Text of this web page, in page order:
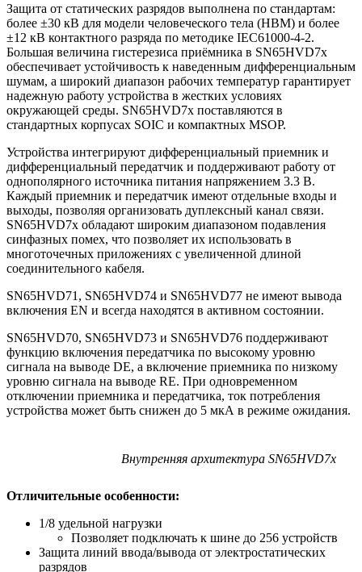
Защита от статических разрядов выполнена по стандартам:
более ±30 кВ для модели человеческого тела (HBM) и более
±12 кВ контактного разряда по методике IEC61000-4-2.
Большая величина гистерезиса приёмника в SN65HVD7x
обеспечивает устойчивость к наведенным дифференциальным
шумам, а широкий диапазон рабочих температур гарантирует
надежную работу устройства в жестких условиях
окружающей среды. SN65HVD7x поставляются в
стандартных корпусах SOIC и компактных MSOP.
Устройства интегрируют дифференциальный приемник и
дифференциальный передатчик и поддерживают работу от
однополярного источника питания напряжением 3.3 В.
Каждый приемник и передатчик имеют отдельные входы и
выходы, позволяя организовать дуплексный канал связи.
SN65HVD7x обладают широким диапазоном подавления
синфазных помех, что позволяет их использовать в
многоточечных приложениях с увеличенной длиной
соединительного кабеля.
SN65HVD71, SN65HVD74 и SN65HVD77 не имеют вывода
включения EN и всегда находятся в активном состоянии.
SN65HVD70, SN65HVD73 и SN65HVD76 поддерживают
функцию включения передатчика по высокому уровню
сигнала на выводе DE, а включение приемника по низкому
уровню сигнала на выводе RE. При одновременном
отключении приемника и передатчика, ток потребления
устройства может быть снижен до 5 мкА в режиме ожидания.
Внутренняя архитектура SN65HVD7x
Отличительные особенности:
1/8 удельной нагрузки
Позволяет подключать к шине до 256 устройств
Защита линий ввода/вывода от электростатических
разрядов